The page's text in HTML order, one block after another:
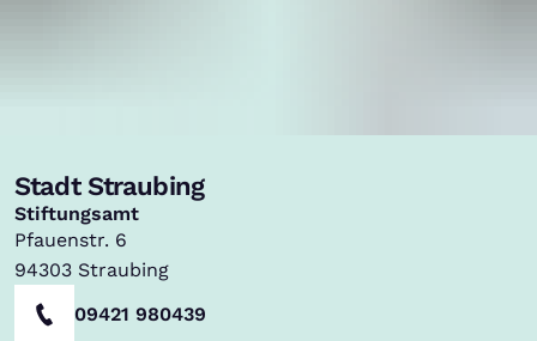
Stadt Straubing
,
Stiftungsamt
Pfauenstr. 6
94303 Straubing
09421 980439